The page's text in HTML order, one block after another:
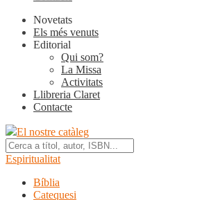
Novetats
Els més venuts
Editorial
Qui som?
La Missa
Activitats
Llibreria Claret
Contacte
El nostre catàleg
Espiritualitat
Bíblia
Catequesi